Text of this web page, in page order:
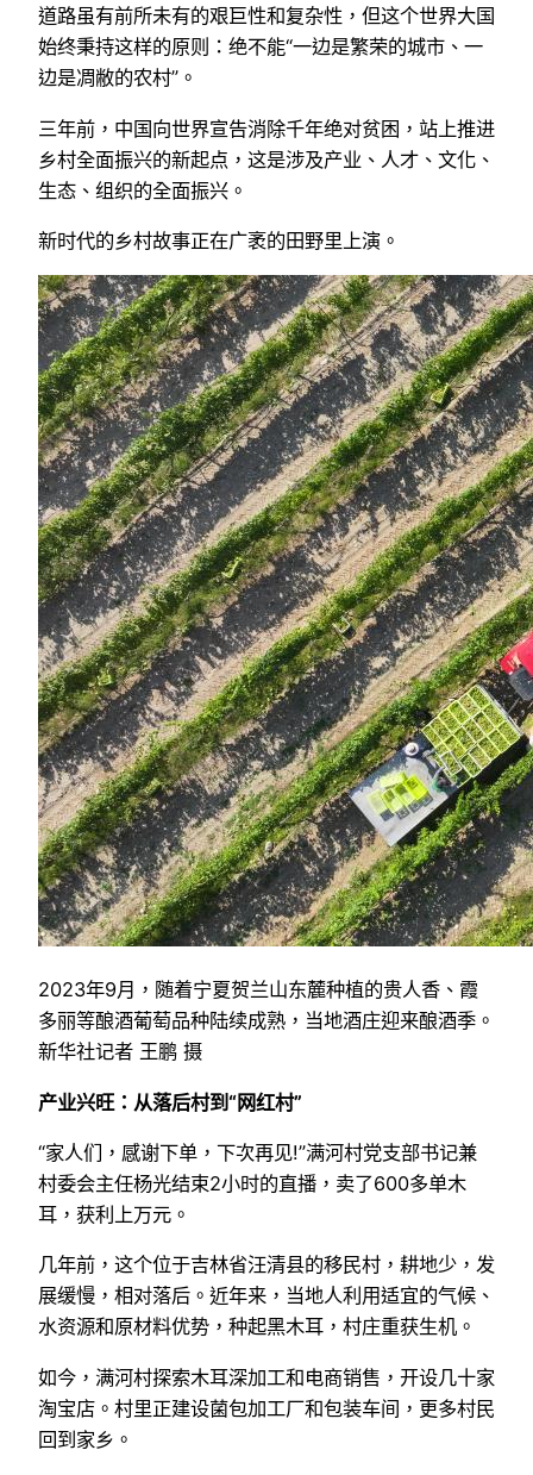
道路虽有前所未有的艰巨性和复杂性，但这个世界大国
始终秉持这样的原则：绝不能“一边是繁荣的城市、一
边是凋敝的农村”。
三年前，中国向世界宣告消除千年绝对贫困，站上推进
乡村全面振兴的新起点，这是涉及产业、人才、文化、
生态、组织的全面振兴。
新时代的乡村故事正在广袤的田野里上演。
2023年9月，随着宁夏贺兰山东麓种植的贵人香、霞
多丽等酿酒葡萄品种陆续成熟，当地酒庄迎来酿酒季。
新华社记者 王鹏 摄
产业兴旺：从落后村到“网红村”
“家人们，感谢下单，下次再见!”满河村党支部书记兼
村委会主任杨光结束2小时的直播，卖了600多单木
耳，获利上万元。
几年前，这个位于吉林省汪清县的移民村，耕地少，发
展缓慢，相对落后。近年来，当地人利用适宜的气候、
水资源和原材料优势，种起黑木耳，村庄重获生机。
如今，满河村探索木耳深加工和电商销售，开设几十家
淘宝店。村里正建设菌包加工厂和包装车间，更多村民
回到家乡。